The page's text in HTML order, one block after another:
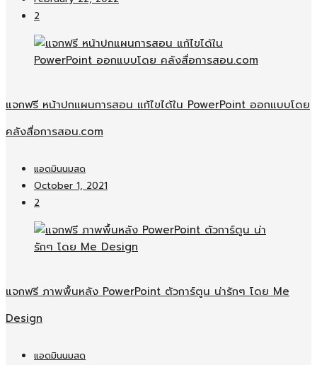
2
แจกฟรี หน้าปกแผนการสอน แก้ไขได้ใน PowerPoint ออกแบบโดย
คลังสื่อการสอน.com
แอดมินนมสด
October 1, 2021
2
แจกฟรี ภาพพื้นหลัง PowerPoint ตัวการ์ตูน น่ารักๆ โดย Me
Design
แอดมินนมสด